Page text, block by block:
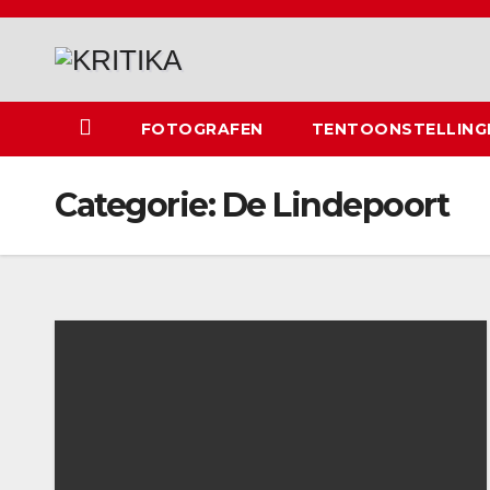
Spring
FOTOGRAFEN
Categorie: De Lindepoort